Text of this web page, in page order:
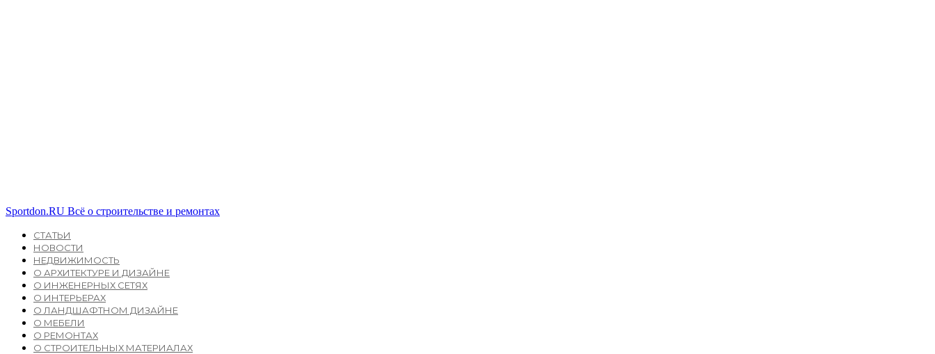
Sportdon.RU Всё о строительстве и ремонтах
СТАТЬИ
НОВОСТИ
НЕДВИЖИМОСТЬ
О АРХИТЕКТУРЕ И ДИЗАЙНЕ
О ИНЖЕНЕРНЫХ СЕТЯХ
О ИНТЕРЬЕРАХ
О ЛАНДШАФТНОМ ДИЗАЙНЕ
О МЕБЕЛИ
О РЕМОНТАХ
О СТРОИТЕЛЬНЫХ МАТЕРИАЛАХ